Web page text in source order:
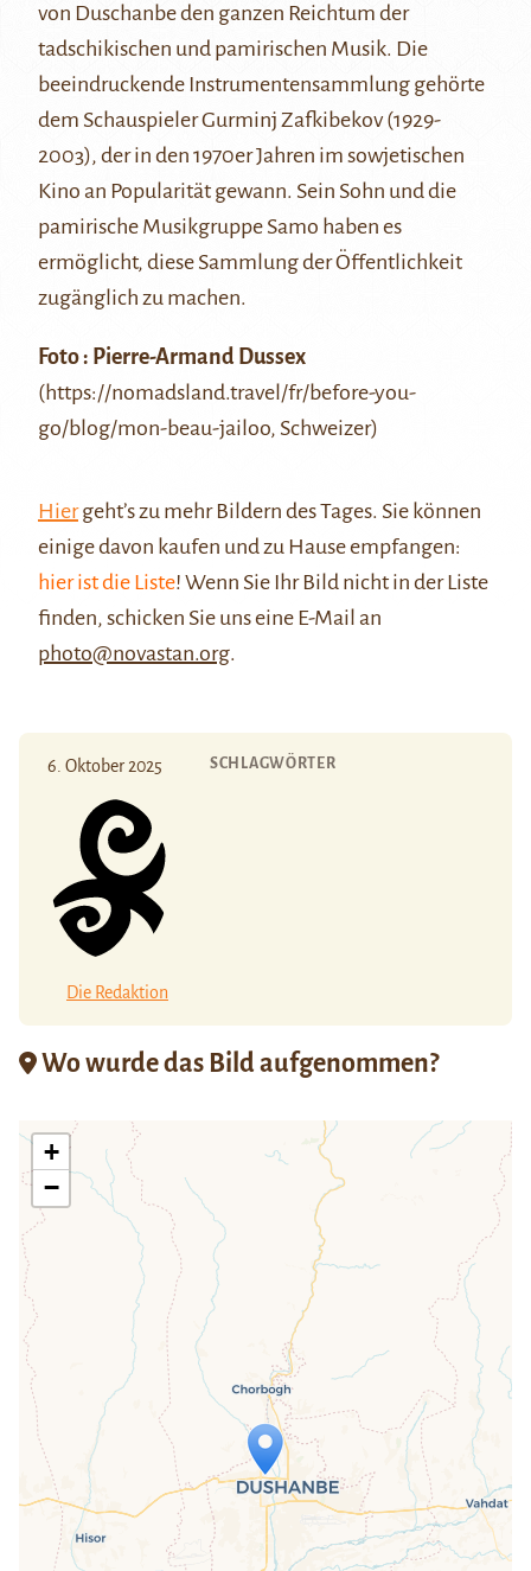
von Duschanbeden ganzen Reichtum der
tadschikischen und pamirischen Musik. Die
beeindruckende Instrumentensammlung gehörte
dem Schauspieler Gurminj Zafkibekov (1929-
2003), der in den 1970er Jahren im sowjetischen
Kino an Popularität gewann. Sein Sohn und die
pamirische Musikgruppe Samo haben es
ermöglicht, diese Sammlung der Öffentlichkeit
zugänglich zu machen.
Foto : Pierre-Armand Dussex
(https://nomadsland.travel/fr/before-you-
go/blog/mon-beau-jailoo, Schweizer)
Hiergeht’s zu mehr Bildern des Tages. Sie können
einige davon kaufen und zu Hause empfangen:
hier ist die Liste! Wenn Sie Ihr Bild nicht in der Liste
finden, schicken Sie uns eine E-Mail an
photo@novastan.org.
6. Oktober 2025
Die Redaktion
SCHLAGWÖRTER
Wo wurde das Bild aufgenommen?
Travelers' Map wird geladen …
Wenn du dies siehst, nachdem deine
Seite vollständig geladen wurde,
fehlen leafletJS-Dateien.
+
−